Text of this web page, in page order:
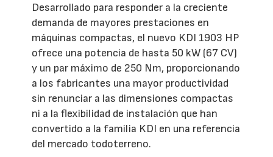
Desarrollado para responder a la creciente
demanda de mayores prestaciones en
máquinas compactas, el nuevo KDI 1903 HP
ofrece una potencia de hasta 50 kW (67 CV)
y un par máximo de 250 Nm, proporcionando
a los fabricantes una mayor productividad
sin renunciar a las dimensiones compactas
ni a la flexibilidad de instalación que han
convertido a la familia KDI en una referencia
del mercado todoterreno.